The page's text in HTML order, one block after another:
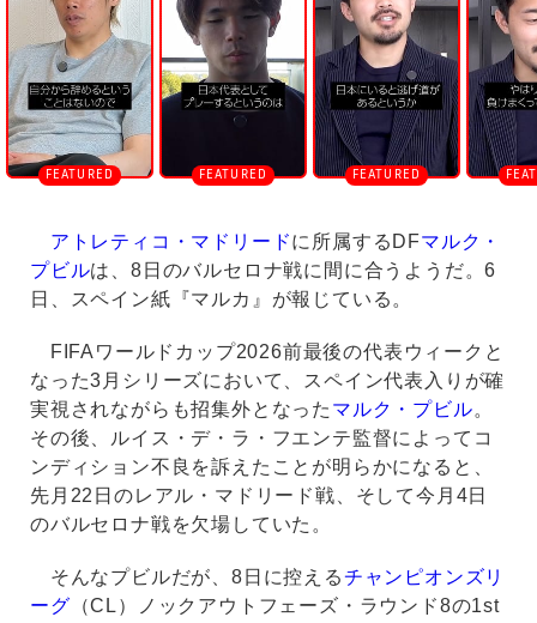
t
e
アトレティコ・マドリードに所属するDFマルク・
プビルは、8日のバルセロナ戦に間に合うようだ。6
日、スペイン紙『マルカ』が報じている。
FIFAワールドカップ2026前最後の代表ウィークと
なった3月シリーズにおいて、スペイン代表入りが確
実視されながらも招集外となった マルク・プビル。
その後、ルイス・デ・ラ・フエンテ監督によってコ
ンディション不良を訴えたことが明らかになると、
先月22日のレアル・マドリード戦、そして今月4日
のバルセロナ戦を欠場していた。
そんなプビルだが、8日に控えるチャンピオンズリ
ーグ （CL）ノックアウトフェーズ・ラウンド8の1st